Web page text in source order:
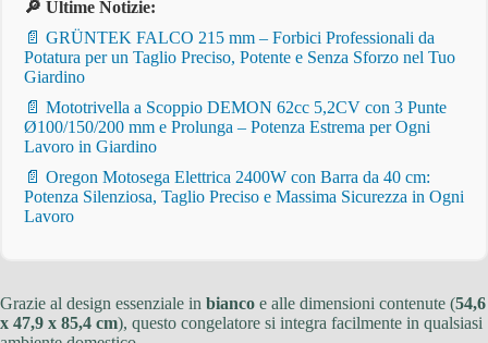
🔎 Ultime Notizie:
📄 GRÜNTEK FALCO 215 mm – Forbici Professionali da
Potatura per un Taglio Preciso, Potente e Senza Sforzo nel Tuo
Giardino
📄 Mototrivella a Scoppio DEMON 62cc 5,2CV con 3 Punte
Ø100/150/200 mm e Prolunga – Potenza Estrema per Ogni
Lavoro in Giardino
📄 Oregon Motosega Elettrica 2400W con Barra da 40 cm:
Potenza Silenziosa, Taglio Preciso e Massima Sicurezza in Ogni
Lavoro
Grazie al design essenziale in bianco e alle dimensioni contenute (54,6
x 47,9 x 85,4 cm), questo congelatore si integra facilmente in qualsiasi